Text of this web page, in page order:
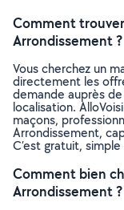
Comment
Arrondissement ?
Vous cherchez un
directement les
demande auprès
localisation.
maçons,
Arrondissement,
C’est gratuit,
Comment bien
Arrondissement ?